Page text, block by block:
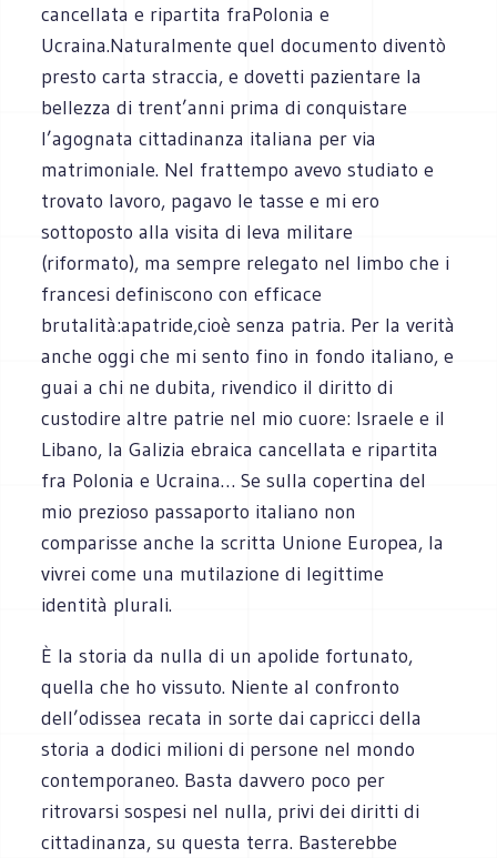
cancellata e ripartita fraPolonia e
Ucraina.Naturalmente quel documento diventò
presto carta straccia, e dovetti pazientare la
bellezza di trent’anni prima di conquistare
l’agognata cittadinanza italiana per via
matrimoniale. Nel frattempo avevo studiato e
trovato lavoro, pagavo le tasse e mi ero
sottoposto alla visita di leva militare
(riformato), ma sempre relegato nel limbo che i
francesi definiscono con efficace
brutalità:apatride,cioè senza patria. Per la verità
anche oggi che mi sento fino in fondo italiano, e
guai a chi ne dubita, rivendico il diritto di
custodire altre patrie nel mio cuore: Israele e il
Libano, la Galizia ebraica cancellata e ripartita
fra Polonia e Ucraina… Se sulla copertina del
mio prezioso passaporto italiano non
comparisse anche la scritta Unione Europea, la
vivrei come una mutilazione di legittime
identità plurali.
È la storia da nulla di un apolide fortunato,
quella che ho vissuto. Niente al confronto
dell’odissea recata in sorte dai capricci della
storia a dodici milioni di persone nel mondo
contemporaneo. Basta davvero poco per
ritrovarsi sospesi nel nulla, privi dei diritti di
cittadinanza, su questa terra. Basterebbe